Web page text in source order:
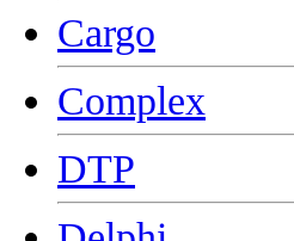
Cargo
Complex
DTP